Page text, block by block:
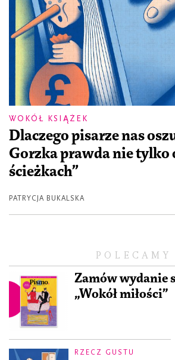
POLECAMY
Zamów wydanie
„Wokół miłości”
RZECZ GUSTU
WOKÓŁ KSIĄŻEK
Dlaczego pisarze nas
Gorzka prawda nie tylko
ścieżkach”
PATRYCJA BUKALSKA